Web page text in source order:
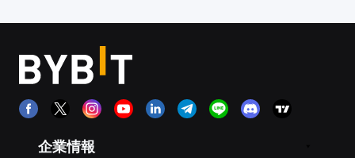
企業情報